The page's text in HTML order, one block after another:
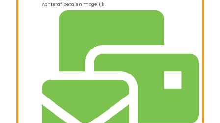
Achteraf betalen mogelijk